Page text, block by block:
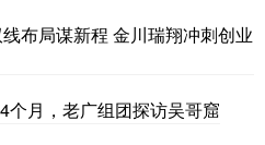
布局谋新程 金川瑞翔冲刺创业
个月，老广组团探访吴哥窟